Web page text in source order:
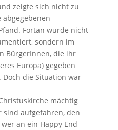
zeigte sich nicht zu
Fortan wurde nicht
sondern im
BürgerInnen, die ihr
Europa) gegeben
Doch die Situation war
mächtig
sind aufgefahren, den
an ein Happy End